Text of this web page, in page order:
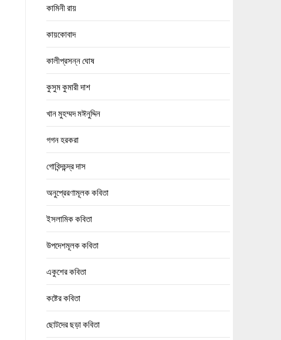
কামিনী রায়
কায়কোবাদ
কালীপ্রসন্ন ঘোষ
কুসুম কুমারী দাশ
খান মুহম্মদ মঈনুদ্দিন
গগন হরকরা
গোবিন্দচন্দ্র দাস
অনুপ্রেরণামূলক কবিতা
ইসলামিক কবিতা
উপদেশমূলক কবিতা
একুশের কবিতা
কষ্টের কবিতা
ছোটদের ছড়া কবিতা